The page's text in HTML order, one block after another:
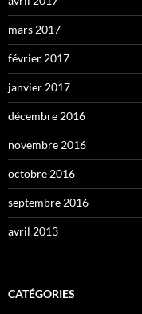
mars 2017
février 2017
janvier 2017
décembre 2016
novembre 2016
octobre 2016
septembre 2016
avril 2013
CATÉGORIES